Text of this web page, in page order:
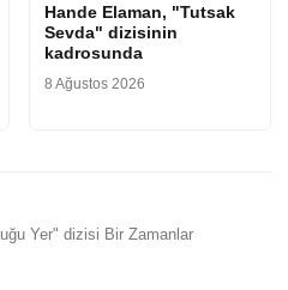
Hande Elaman, "Tutsak
Sevda" dizisinin
kadrosunda
8 Ağustos 2026
Yer" dizisi Bir Zamanlar